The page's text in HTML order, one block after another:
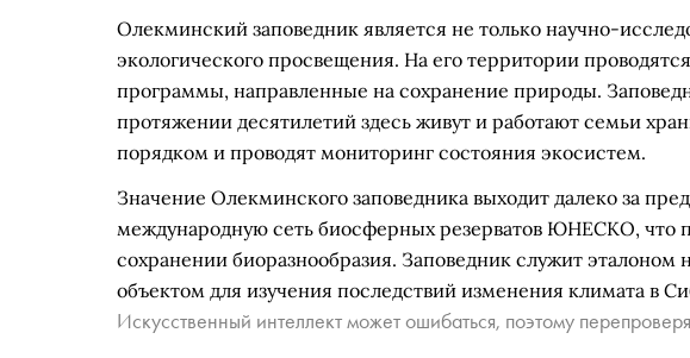
Олекминский заповедник является не только научно-
экологического просвещения. На его территории
программы, направленные на сохранение природы.
протяжении десятилетий здесь живут и работают семьи
порядком и проводят мониторинг состояния экосистем.
Значение Олекминского заповедника выходит далеко за
международную сеть биосферных резерватов ЮНЕСКО, что
сохранении биоразнообразия. Заповедник служит
объектом для изучения последствий изменения климата в
Искусственный интеллект может ошибаться, поэтому